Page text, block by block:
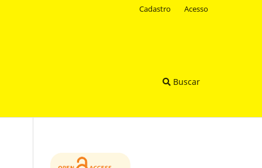
Buscar
Cadastro Acesso